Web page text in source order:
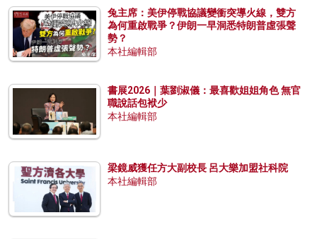
兔主席：美伊停戰協議變衝突導火線，雙方
為何重啟戰爭？伊朗一早洞悉特朗普虛張聲
勢？
本社編輯部
書展2026｜葉劉淑儀：最喜歡姐姐角色 無官
職說話包袱少
本社編輯部
梁鏡威獲任方大副校長 呂大樂加盟社科院
本社編輯部